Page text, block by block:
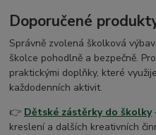
Doporučené
Správně zvolená školková
školce pohodlně a bezpečně.
praktickými doplňky, které
každodenních aktivit.
👉 Dětské zástěrky do školky
kreslení a dalších kreativních